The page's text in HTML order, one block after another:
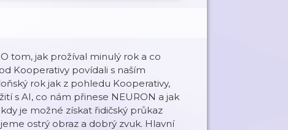
tom, jak prožíval minulý rok a co
Kooperativy povídali s naším
rok jak z pohledu Kooperativy,
s AI, co nám přinese NEURON a jak
je možné získat řidičský průkaz
ostrý obraz a dobrý zvuk. Hlavní